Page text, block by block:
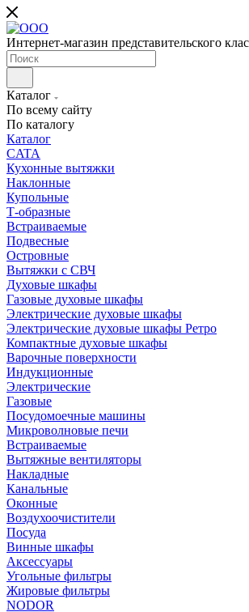
Интернет-магазин представительского
Каталог
По всему сайту
По каталогу
Каталог
CATA
Кухонные вытяжки
Наклонные
Купольные
Т-образные
Встраиваемые
Подвесные
Островные
Вытяжки с СВЧ
Духовые шкафы
Газовые духовые шкафы
Электрические духовые шкафы
Электрические духовые шкафы Ретро
Компактные духовые шкафы
Варочные поверхности
Индукционные
Электрические
Газовые
Посудомоечные машины
Микроволновые печи
Встраиваемые
Вытяжные вентиляторы
Накладные
Канальные
Оконные
Воздухоочистители
Посуда
Винные шкафы
Аксессуары
Угольные фильтры
Жировые фильтры
NODOR